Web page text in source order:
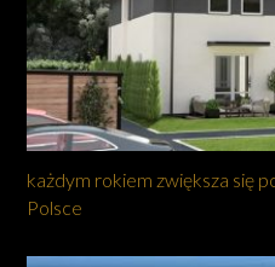
każdym rokiem zwiększa się
Polsce